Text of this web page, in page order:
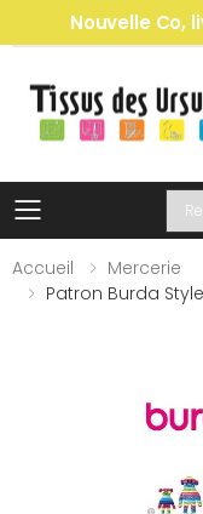
Nouvelle Co,
Toggle
Accueil
Mercerie
Patron Burda